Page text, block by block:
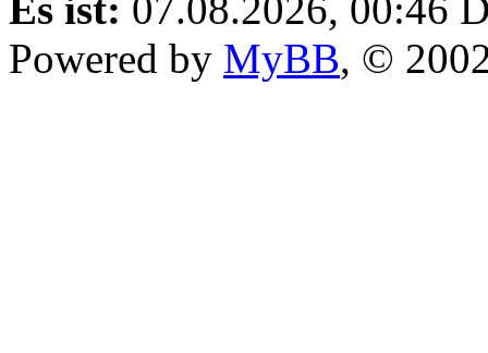
Powered by MyBB, ©